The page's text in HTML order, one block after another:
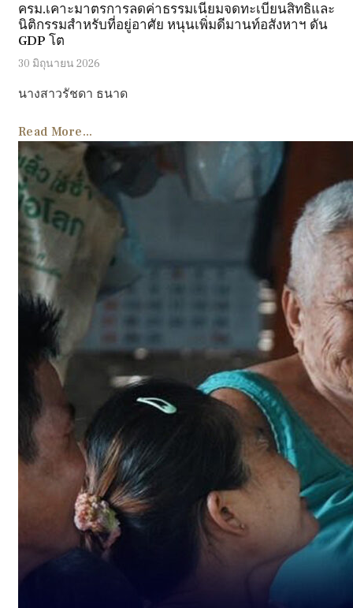
ครม.เคาะมาตรการลดค่าธรรมเนียมจดทะเบียนสิทธิและ
นิติกรรมสำหรับที่อยู่อาศัย หนุนเพิ่มดีมานท์อสังหาฯ ดัน
GDP โต
30 มิถุนายน 2026
นางสาวรัชดา ธนาด
Read More...